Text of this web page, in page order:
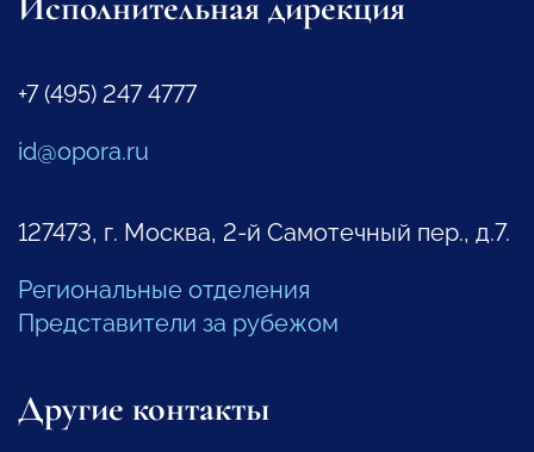
+7 (495) 247 4777
id@opora.ru
127473, г. Москва, 2-й Самотечный пер., д.7.
Региональные отделения
Представители за рубежом
Другие контакты